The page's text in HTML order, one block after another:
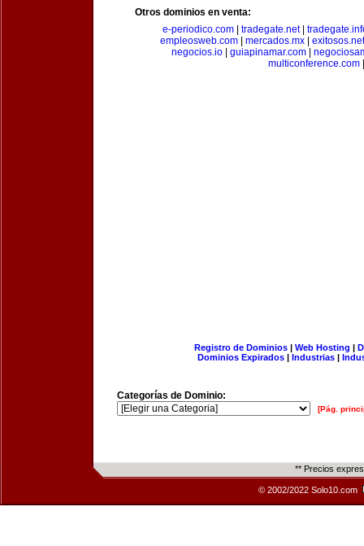
Otros dominios en venta:
e-periodico.com
tradegate.net|
empleosweb.com| mercados.mx| exitosos.net
negocios.io
guiapinamar.com
multiconference.com|
Registro de Dominios| Web Hosting |
Dominios Expirados | Industrias |
Categorías de Dominio:
[Pág.
** Precios
© 2002/2022 Solo10.com